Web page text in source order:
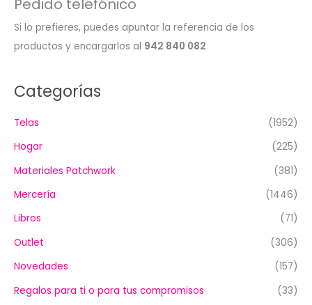
Pedido telefónico
Si lo prefieres, puedes apuntar la referencia de los
productos y encargarlos al 942 840 082
Categorías
Telas
(1952)
Hogar
(225)
Materiales Patchwork
(381)
Mercería
(1446)
Libros
(71)
Outlet
(306)
Novedades
(157)
Regalos para ti o para tus compromisos
(33)